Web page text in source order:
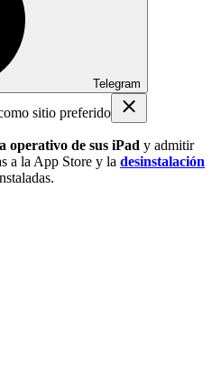
Telegram
sitio preferido
operativo de sus iPad y admitir
a la App Store y la desinstalación